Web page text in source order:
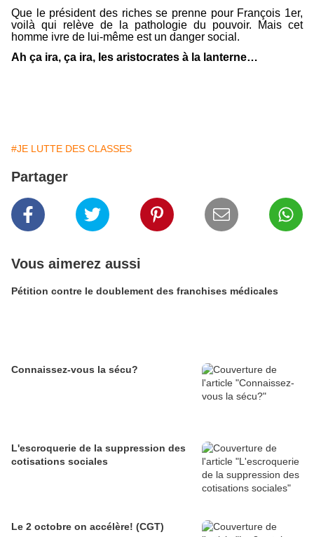
Que le président des riches se prenne pour François 1er,
voilà qui relève de la pathologie du pouvoir. Mais cet
homme ivre de lui-même est un danger social.
Ah ça ira, ça ira, les aristocrates à la lanterne…
#JE LUTTE DES CLASSES
Partager
Vous aimerez aussi
Pétition contre le doublement des franchises médicales
Connaissez-vous la sécu?
L'escroquerie de la suppression des
cotisations sociales
Le 2 octobre on accélère! (CGT)